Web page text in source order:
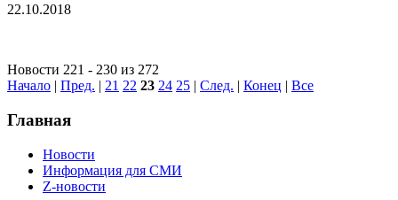
22.10.2018
Новости 221 - 230 из 272
Начало | Пред. | 21 22 23 24 25 | След. | Конец | Все
Главная
Новости
Информация для СМИ
Z-новости